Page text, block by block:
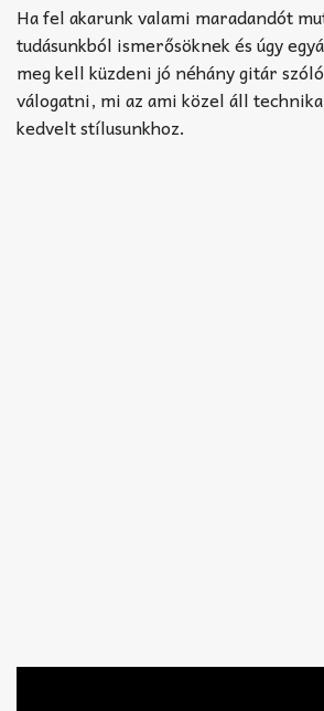
TABok
Improvizáció
Ha fel akarunk valami maradandót
tudásunkból ismerősöknek és úgy
meg kell küzdeni jó néhány gitár
válogatni, mi az ami közel áll
kedvelt stílusunkhoz.